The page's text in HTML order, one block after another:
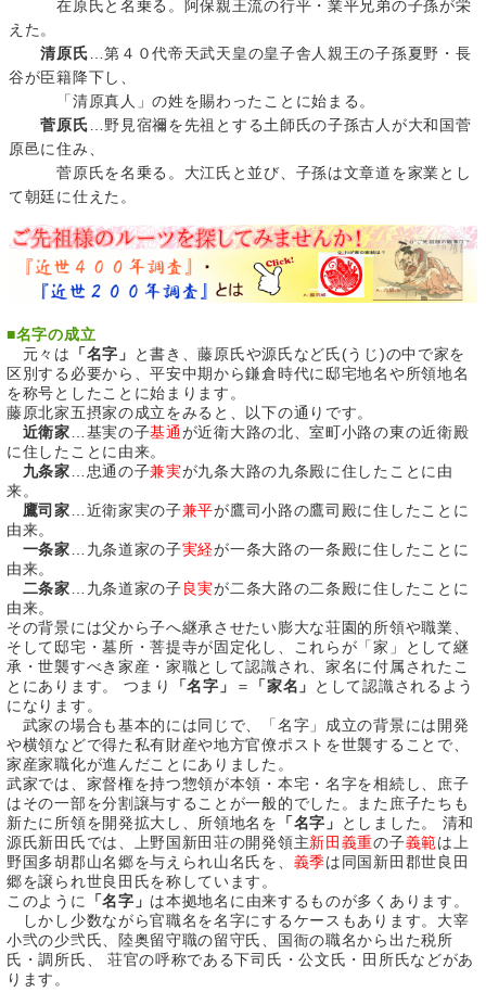
在原氏と名乗る。阿保親王流の行平・業平兄弟の子孫が栄
えた。
清原氏…第４０代帝天武天皇の皇子舎人親王の子孫夏野・長
谷が臣籍降下し、
「清原真人」の姓を賜わったことに始まる。
菅原氏…野見宿禰を先祖とする土師氏の子孫古人が大和国菅
原邑に住み、
菅原氏を名乗る。大江氏と並び、子孫は文章道を家業とし
て朝廷に仕えた。
■名字の成立
元々は
「名字」
と書き、藤原氏や源氏など氏(うじ)の中で家を
区別する必要から、平安中期から鎌倉時代に邸宅地名や所領地名
を称号としたことに始まります。
藤原北家五摂家の成立をみると、以下の通りです。
近衛家 …基実の子基通が近衛大路の北、室町小路の東の近衛殿
に住したことに由来。
九条家 …忠通の子兼実が九条大路の九条殿に住したことに由
来。
鷹司家 …近衛家実の子兼平が鷹司小路の鷹司殿に住したことに
由来。
一条家 …九条道家の子実経が一条大路の一条殿に住したことに
由来。
二条家 …九条道家の子良実が二条大路の二条殿に住したことに
由来。
その背景には父から子へ継承させたい膨大な荘園的所領や職業、
そして邸宅・墓所・菩提寺が固定化し、これらが「家」として継
承・世襲すべき家産・家職として認識され、家名に付属されたこ
とにあります。 つまり
「名字」 ＝ 「家名」
として認識されるよう
になります。
武家の場合も基本的には同じで、「名字」成立の背景には開発
や横領などで得た私有財産や地方官僚ポストを世襲することで、
家産家職化が進んだことにありました。
武家では、家督権を持つ惣領が本領・本宅・名字を相続し、庶子
はその一部を分割譲与することが一般的でした。また庶子たちも
新たに所領を開発拡大し、所領地名を
「名字」
としました。 清和
源氏新田氏では、上野国新田荘の開発領主新田義重の子義範は上
野国多胡郡山名郷を与えられ山名氏を、 義季は同国新田郡世良田
郷を譲られ世良田氏を称しています。
このように
「名字」 は本拠地名に由来するものが多くあります。
しかし少数ながら官職名を名字にするケースもあります。大宰
小弐の少弐氏、陸奥留守職の留守氏、国衙の職名から出た税所
氏・調所氏、 荘官の呼称である下司氏・公文氏・田所氏などがあ
ります。